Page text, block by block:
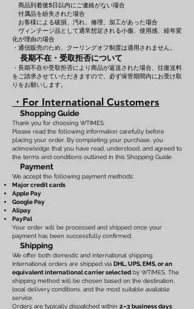
商品到着後5日以内にご連絡がない場合
付属品を紛失された場合
お客様による破損、汚れ、修理、加工があった場合
ヴィンテージ品として通常想定される小傷、使用感、経年変
化が理由の場合
・通信販売のため、クーリングオフ制度は適用されません。
長期不在・受取拒否について
・長期不在や受取拒否により商品が返送された場合、往復送料
をご請求させていただきますので、必ず保管期間内にお受け取
りをお願いします。
・For International Customers
Shopping Guide
Thank you for choosing WTIMES.
Please read the following information carefully before
placing your order. By completing your purchase, you
acknowledge that you have read, understood, and agreed to
the terms and conditions outlined in this Shopping Guide.
Payment
We accept the following payment methods:
Major credit cards
Apple Pay
Google Pay
Alipay
PayPal
Your order will be processed and shipped once your
payment has been successfully confirmed.
Shipping
We offer both domestic and international shipping.
International orders are shipped via DHL, UPS, EMS, or an
equivalent international carrier selected by WTIMES. The
shipping method will be chosen based on the destination,
local delivery conditions, and the most suitable available
service.
Orders are typically dispatched within 2–3 business days